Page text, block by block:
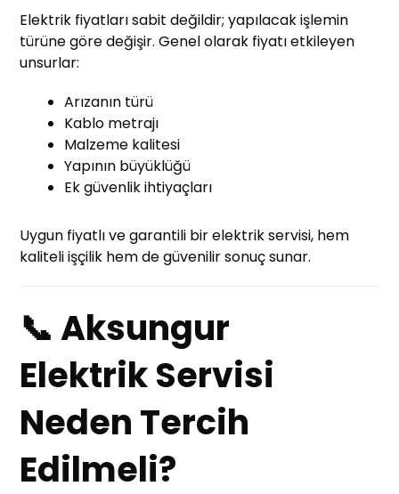
Elektrik fiyatları sabit değildir; yapılacak işlemin
türüne göre değişir. Genel olarak fiyatı etkileyen
unsurlar:
Arızanın türü
Kablo metrajı
Malzeme kalitesi
Yapının büyüklüğü
Ek güvenlik ihtiyaçları
Uygun fiyatlı ve garantili bir elektrik servisi, hem
kaliteli işçilik hem de güvenilir sonuç sunar.
📞 Aksungur
Elektrik Servisi
Neden Tercih
Edilmeli?